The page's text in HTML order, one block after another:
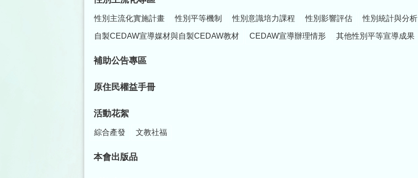
性別主流化實施計畫 性別平等機制 性別意識培力課程 性別影響評估 性別統計與分析
自製CEDAW宣導媒材與自製CEDAW教材 CEDAW宣導辦理情形 其他性別平等宣導成果
補助公告專區
原住民權益手冊
活動花絮
綜合產發 文教社福
本會出版品